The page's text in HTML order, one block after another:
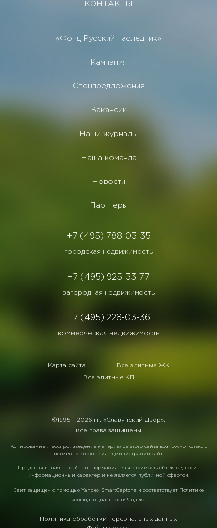
КОНТАКТЫ
«Фонд Русский наследник»
Кампания
Спецпредложения
Вакансии
Наши журналы
Наша команда
Новости
Партнеры
+7 (495) 788-03-35
городская недвижимость
+7 (495) 925-33-77
загородная недвижимость
+7 (495) 228-03-36
коммерческая недвижимость
Карта сайта Все элитные ЖК
Все элитные КП
©1995 - 2026 гг. «Славянский Двор».
Все права защищены
Копирование и воспроизведение материалов этого сайта возможно только с
письменного согласия администрации сайта.
Представленная на сайте информация, в т.ч. стоимость объектов, носит
информационный характер и не является публичной офертой.
Сайт защищен с помощью Yandex SmartCaptcha и соответствует Политике
конфиденциальности Яндекс.
Политика обработки персональных данных